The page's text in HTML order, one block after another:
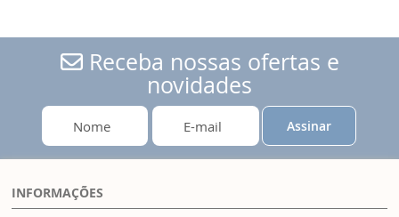
Receba nossas ofertas e
novidades
Assinar
INFORMAÇÕES